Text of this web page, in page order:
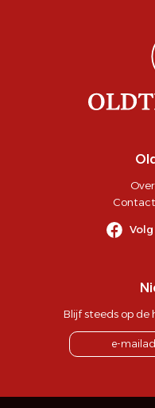
Blijf steeds op de